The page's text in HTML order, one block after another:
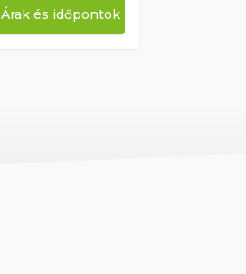
Árak és időpontok